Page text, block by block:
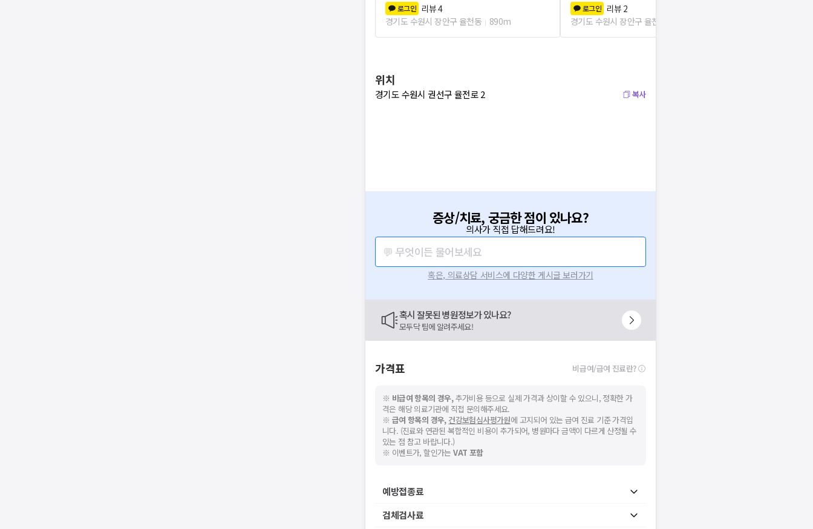
로그인 리뷰4
경기도 수원시 장안구 율천동
890m
로그인 리뷰 2
경기도 수원시 장안구 율천동
위치
경기도 수원시 권선구 율전로 2 복사
증상/치료, 궁금한 점이 있나요?
의사가 직접 답해드려요!
💬 무엇이든 물어보세요
혹은, 의료상담 서비스에 다양한 게시글 보러가기
혹시 잘못된 병원정보가 있나요?
모두닥 팀에 알려주세요!
가격표 비급여/급여 진료란?
※ 비급여 항목의 경우,추가비용 등으로 실제 가격과 상이할 수 있으니, 정확한 가
격은 해당 의료기관에 직접 문의해주세요.
※ 급여 항목의 경우, 건강보험심사평가원에 고지되어 있는 급여 진료 기준 가격입
니다. (진료와 연관된 복합적인 비용이 추가되어, 병원마다 금액이 다르게 산정될 수
있는 점 참고 바랍니다.)
※ 이벤트가, 할인가는VAT 포함
예방접종료
검체검사료